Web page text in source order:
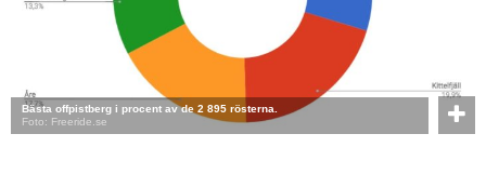
Bästa offpistberg i procent av de 2 895 rösterna.
Foto: Freeride.se